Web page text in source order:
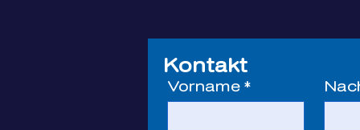
Vorname *
Kontakt